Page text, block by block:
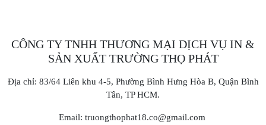
CÔNG TY TNHH THƯƠNG MẠI DỊCH VỤ IN &
SẢN XUẤT TRƯỜNG THỌ PHÁT
Địa chỉ: 83/64 Liên khu 4-5, Phường Bình Hưng Hòa B, Quận Bình
Tân, TP HCM.
Email: truongthophat18.co@gmail.com